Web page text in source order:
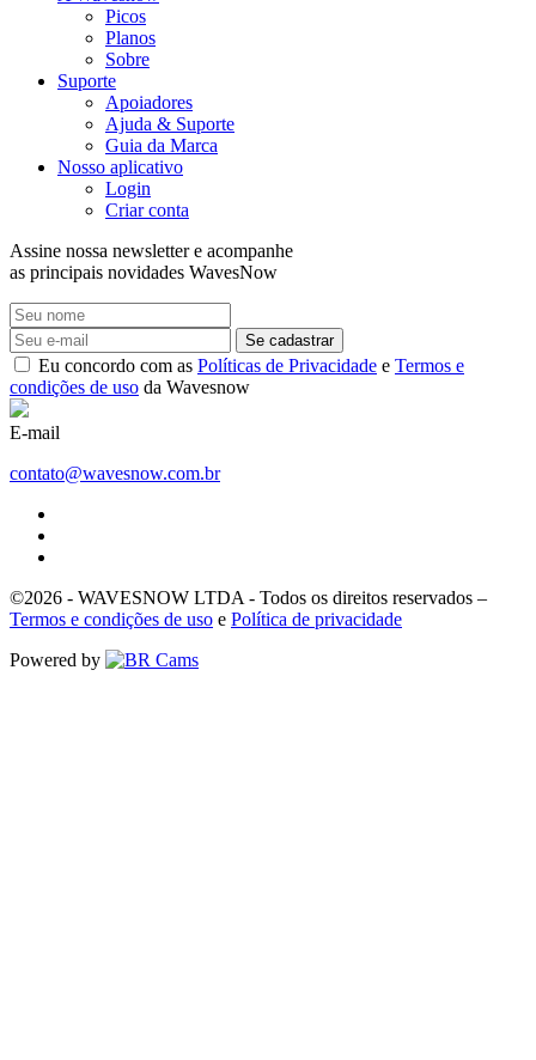
Picos
Planos
Sobre
Suporte
Apoiadores
Ajuda & Suporte
Guia da Marca
Nosso aplicativo
Login
Criar conta
Assine nossa newsletter e acompanhe
as principais novidades WavesNow
Se cadastrar
Eu concordo com as Políticas de Privacidade e Termos e
condições de uso da Wavesnow
E-mail
contato@wavesnow.com.br
©2026 - WAVESNOW LTDA - Todos os direitos reservados –
Termos e condições de uso e Política de privacidade
Powered by